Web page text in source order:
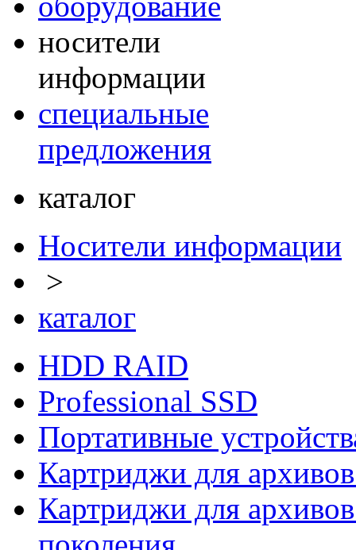
носители
информации
специальные
предложения
каталог
Носители информации
>
каталог
HDD RAID
Professional SSD
Портативные
Картриджи для
Картриджи для